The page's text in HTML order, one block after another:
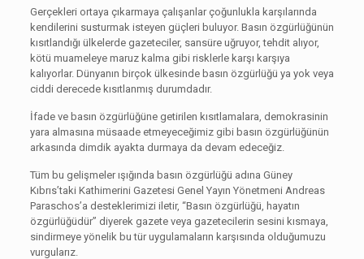
Gerçekleri ortaya çıkarmaya çalışanlar çoğunlukla karşılarında
kendilerini susturmak isteyen güçleri buluyor. Basın özgürlüğünün
kısıtlandığı ülkelerde gazeteciler, sansüre uğruyor, tehdit alıyor,
kötü muameleye maruz kalma gibi risklerle karşı karşıya
kalıyorlar. Dünyanın birçok ülkesinde basın özgürlüğü ya yok veya
ciddi derecede kısıtlanmış durumdadır.
İfade ve basın özgürlüğüne getirilen kısıtlamalara, demokrasinin
yara almasına müsaade etmeyeceğimiz gibi basın özgürlüğünün
arkasında dimdik ayakta durmaya da devam edeceğiz.
Tüm bu gelişmeler ışığında basın özgürlüğü adına Güney
Kıbrıs’taki Kathimerini Gazetesi Genel Yayın Yönetmeni Andreas
Paraschos’a desteklerimizi iletir, “Basın özgürlüğü, hayatın
özgürlüğüdür” diyerek gazete veya gazetecilerin sesini kısmaya,
sindirmeye yönelik bu tür uygulamaların karşısında olduğumuzu
vurgularız.